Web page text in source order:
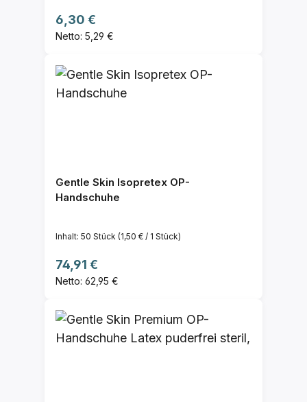
Regulärer Preis:
6,30 €
Netto: 5,29 €
Gentle Skin Isopretex OP-
Handschuhe
Inhalt: 50 Stück (1,50 € / 1 Stück)
Regulärer Preis:
74,91 €
Netto: 62,95 €